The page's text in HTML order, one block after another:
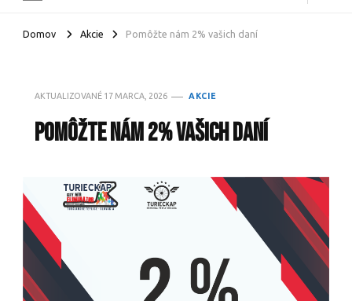
Domov Akcie Pomôžte nám 2% vašich daní
AKTUALIZOVANÉ 17 MARCA, 2026 AKCIE
Pomôžte nám 2% vašich daní